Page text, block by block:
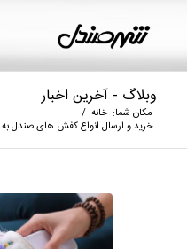
وبلاگ - آخرین اخبار
مکان شما: خانه /
خرید و ارسال انواع کفش های صندل